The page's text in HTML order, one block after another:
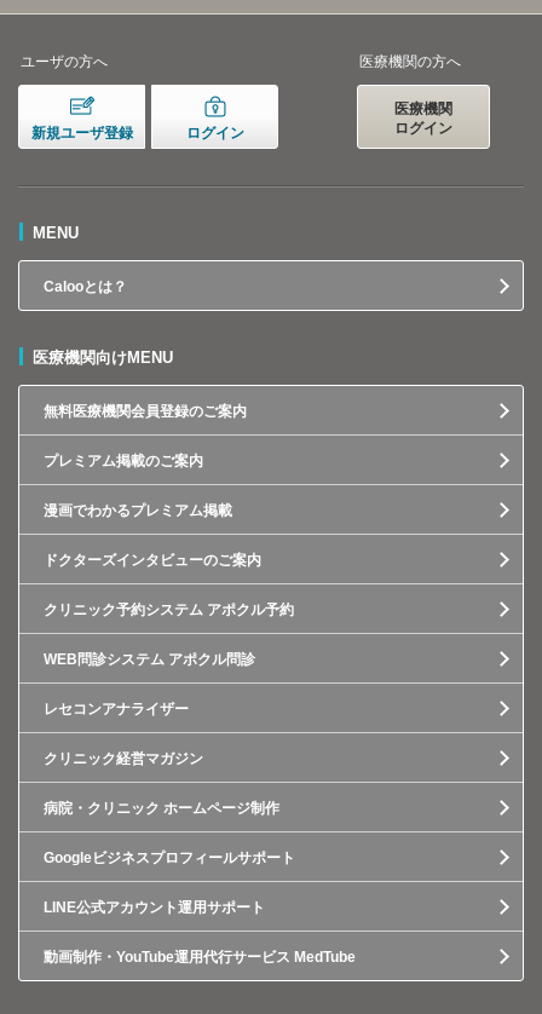
ユーザの方へ
新規ユーザ登録 ログイン
医療機関の方へ
医療機関
ログイン
MENU
Calooとは？
医療機関向けMENU
無料医療機関会員登録のご案内
プレミアム掲載のご案内
漫画でわかるプレミアム掲載
ドクターズインタビューのご案内
クリニック予約システム アポクル予約
WEB問診システム アポクル問診
レセコンアナライザー
クリニック経営マガジン
病院・クリニック ホームページ制作
Googleビジネスプロフィールサポート
LINE公式アカウント運用サポート
動画制作・YouTube運用代行サービス MedTube